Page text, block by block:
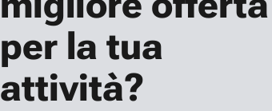
per la tua
attività?